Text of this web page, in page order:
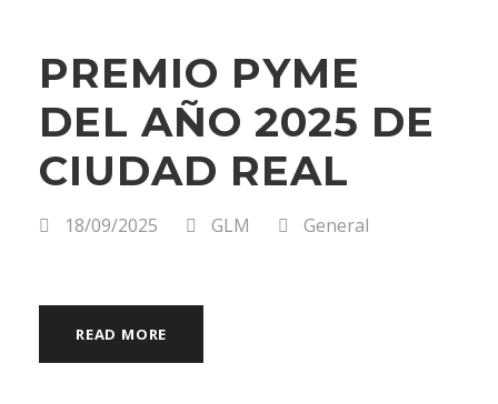
PREMIO PYME
DEL AÑO 2025 DE
CIUDAD REAL
18/09/2025 GLM General
READ MORE